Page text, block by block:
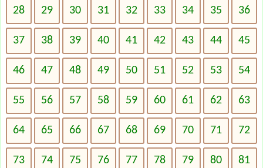
28 29 30 31 32 33 34 35 36
37 38 39 40 41 42 43 44 45
46 47 48 49 50 51 52 53 54
55 56 57 58 59 60 61 62 63
64 65 66 67 68 69 70 71 72
73 74 75 76 77 78 79 80 81